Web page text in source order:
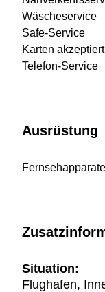
Wäscheservice
Safe-Service
Karten akzeptiert
Telefon-Service
Ausrüstung
Fernsehapparate
Situation:
Flughafen,